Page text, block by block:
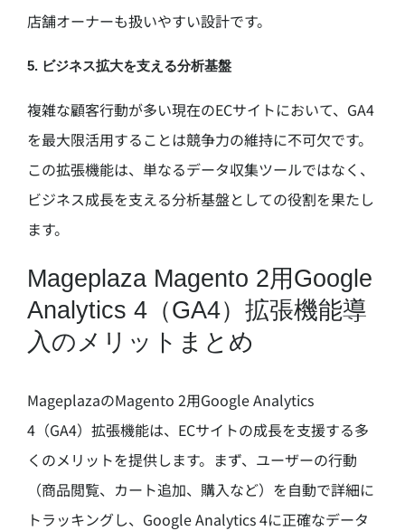
店舗オーナーも扱いやすい設計です。
5. ビジネス拡大を支える分析基盤
複雑な顧客行動が多い現在のECサイトにおいて、GA4
を最大限活用することは競争力の維持に不可欠です。
この拡張機能は、単なるデータ収集ツールではなく、
ビジネス成長を支える分析基盤としての役割を果たし
ます。
Mageplaza Magento 2用Google
Analytics 4（GA4）拡張機能導
入のメリットまとめ
MageplazaのMagento 2用Google Analytics
4（GA4）拡張機能は、ECサイトの成長を支援する多
くのメリットを提供します。まず、ユーザーの行動
（商品閲覧、カート追加、購入など）を自動で詳細に
トラッキングし、Google Analytics 4に正確なデータ